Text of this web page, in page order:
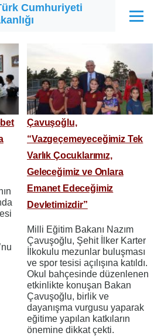
Cumhuriyeti
Menü
Çavuşoğlu,
“Vazgeçemeyeceğimiz Tek
Varlık Çocuklarımız,
Geleceğimiz ve Onlara
Emanet Edeceğimiz
Devletimizdir”
Milli Eğitim Bakanı Nazım
Çavuşoğlu, Şehit İlker Karter
İlkokulu mezunlar buluşması
ve spor tesisi açılışına katıldı.
Okul bahçesinde düzenlenen
etkinlikte konuşan Bakan
Çavuşoğlu, birlik ve
dayanışma vurgusu yaparak
eğitime yapılan katkıların
önemine dikkat çekti.